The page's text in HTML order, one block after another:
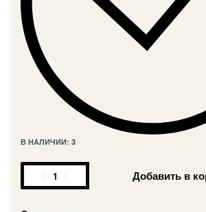
В НАЛИЧИИ: 3
Добавить в